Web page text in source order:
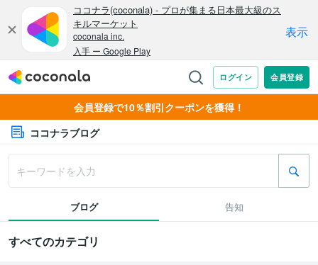
会員登録で10％割引クーポンを獲得！
ココナラブログ
ブログ 告知
すべてのカテゴリ